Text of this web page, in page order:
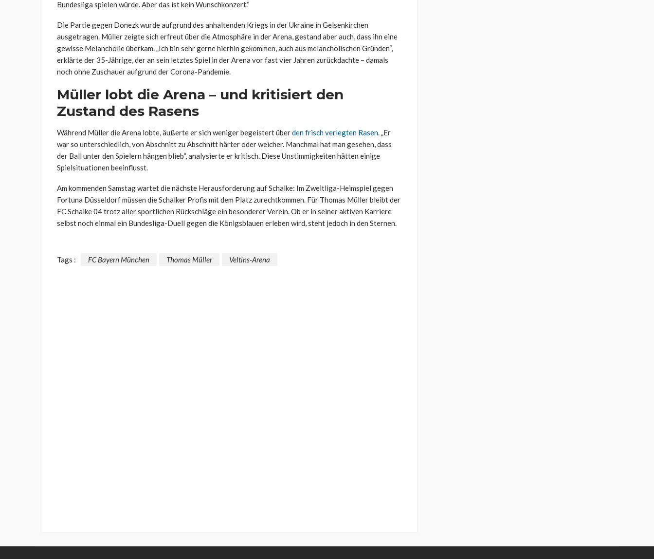
Bundesliga spielen würde. Aber das ist kein Wunschkonzert.“
Die Partie gegen Donezk wurde aufgrund des anhaltenden Kriegs in der Ukraine in Gelsenkirchen
ausgetragen. Müller zeigte sich erfreut über die Atmosphäre in der Arena, gestand aber auch, dass ihn eine
gewisse Melancholie überkam. „Ich bin sehr gerne hierhin gekommen, auch aus melancholischen Gründen“,
erklärte der 35-Jährige, der an sein letztes Spiel in der Arena vor fast vier Jahren zurückdachte – damals
noch ohne Zuschauer aufgrund der Corona-Pandemie.
Müller lobt die Arena – und kritisiert den
Zustand des Rasens
Während Müller die Arena lobte, äußerte er sich weniger begeistert überden frisch verlegten Rasen. „Er
war so unterschiedlich, von Abschnitt zu Abschnitt härter oder weicher. Manchmal hat man gesehen, dass
der Ball unter den Spielern hängen blieb“, analysierte er kritisch. Diese Unstimmigkeiten hätten einige
Spielsituationen beeinflusst.
Am kommenden Samstag wartet die nächste Herausforderung auf Schalke: Im Zweitliga-Heimspiel gegen
Fortuna Düsseldorf müssen die Schalker Profis mit dem Platz zurechtkommen. Für Thomas Müller bleibt der
FC Schalke 04 trotz aller sportlichen Rückschläge ein besonderer Verein. Ob er in seiner aktiven Karriere
selbst noch einmal ein Bundesliga-Duell gegen die Königsblauen erleben wird, steht jedoch in den Sternen.
Tags : FC Bayern München Thomas Müller Veltins-Arena